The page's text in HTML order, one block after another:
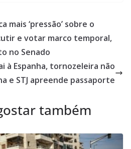
mais ‘pressão’ sobre o
e votar marco temporal,
no Senado
à Espanha, tornozeleira não
e STJ apreende passaporte
também